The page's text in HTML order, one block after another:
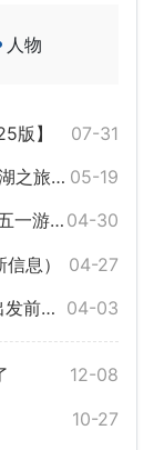
人物
07-31
版】
05-19
凉上线
04-30
平江
04-27
息）
04-03
速览
12-08
10-27